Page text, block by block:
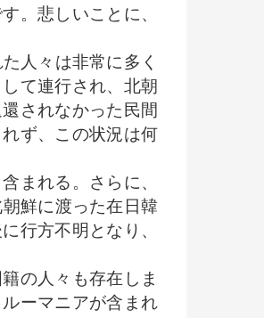
。悲しいことに、
人々は非常に多く
て連行され、北朝
されなかった民間
ず、この状況は何
まれる。さらに、
鮮に渡った在日韓
行方不明となり、
の人々も存在しま
ーマニアが含まれ